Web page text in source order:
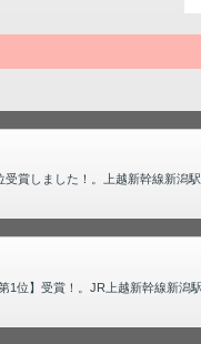
賞しました！。上越新幹線新潟
位】受賞！。JR上越新幹線新潟